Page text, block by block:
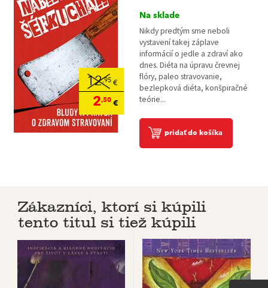
12,95€
2,50€
Na sklade
Nikdy predtým sme neboli
vystavení takej záplave
informácií o jedle a zdraví ako
dnes. Diéta na úpravu črevnej
flóry, paleo stravovanie,
bezlepková diéta, konšpiračné
teórie...
pridať do košíka
Zákazníci, ktorí si kúpili
tento titul si tiež kúpili